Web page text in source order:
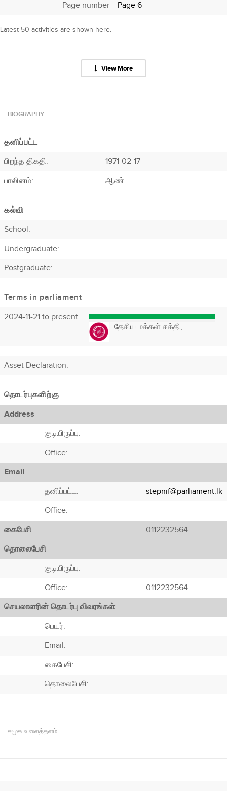
Page number
Page 6
Latest 50 activities are shown here.
View More
BIOGRAPHY
தனிப்பட்ட
பிறந்த திகதி:
1971-02-17
பாலினம்:
ஆண்
கல்வி
School:
Undergraduate:
Postgraduate:
Terms in parliament
2024-11-21 to present
தேசிய மக்கள் சக்தி,
Asset Declaration:
தொடர்புகளிற்கு
Address
குடியிருப்பு:
Office:
Email
தனிப்பட்ட:
stepnif@parliament.lk
Office:
கைபேசி
0112232564
தொலைபேசி
குடியிருப்பு:
Office:
0112232564
செயலாளரின் தொடர்பு விவரங்கள்
பெயர்:
Email:
கைபேசி:
தொலைபேசி:
சமூக வலைத்தளம்